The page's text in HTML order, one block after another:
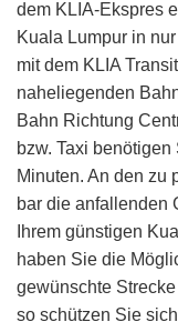
dem KLIA-Ekspres
Kuala Lumpur in
mit dem KLIA
naheliegenden
Bahn Richtung
bzw. Taxi
Minuten. An den zu
bar die anfallenden
Ihrem günstigen
haben Sie die
gewünschte
so schützen Sie